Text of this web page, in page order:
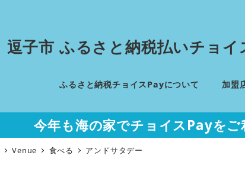
逗子市 ふるさと納税払いチョ
ふるさと納税チョイスPayについて 加盟
今年も海の家でチョイスPayを
Venue 食べる アンドサタデー